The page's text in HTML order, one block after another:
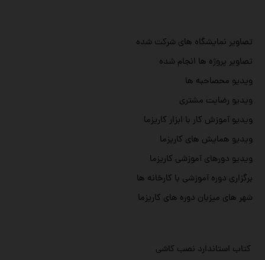
تصاویر نمایشگاه های شرکت شده
تصاویر پروژه ها انجام شده
ویدیو محصاحبه ها
ویدیو رضایت مشتری
ویدیو آموزش کار با ابزار کاریزما
ویدیو همایش های کاریزما
ویدیو دورهای آموزشی کاریزما
برگزاری دوره آموزشی با کارخانه ها
شهر های میزبان دوره های کاریزما
کتاب استاندارد نصب کاشی